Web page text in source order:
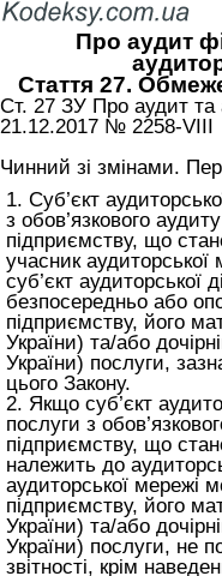
Про аудит
Стаття 27.
Ст. 27 ЗУ Про аудит та
21.12.2017 № 2258-VIII
Чинний зі змінами.
1. Суб’єкт
з обов’язкового
підприємству, що
учасник аудиторської
суб’єкт аудиторської
безпосередньо або
підприємству, його
України) та/або
України) послуги,
цього Закону.
2. Якщо суб’єкт
послуги з
підприємству, що
належить до
аудиторської мережі
підприємству, його
України) та/або
України) послуги, не
звітності, крім